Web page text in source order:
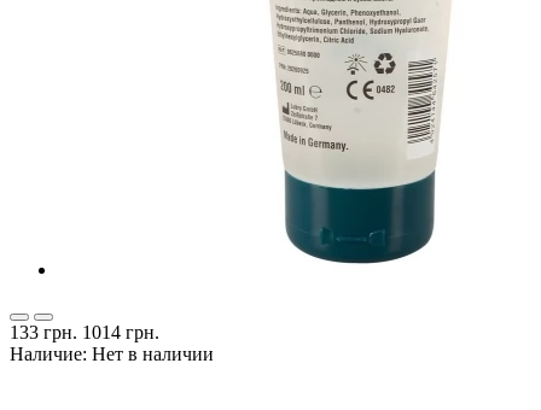
133 грн. 1014 грн.
Наличие: Нет в наличии